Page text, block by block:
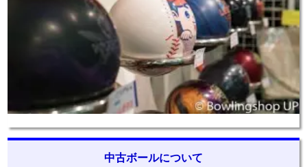
中古ボールについて